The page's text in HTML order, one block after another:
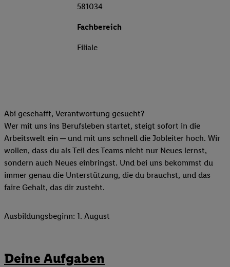
581034
Fachbereich
Filiale
Abi geschafft, Verantwortung gesucht?
Wer mit uns ins Berufsleben startet, steigt sofort in die
Arbeitswelt ein ─ und mit uns schnell die Jobleiter hoch. Wir
wollen, dass du als Teil des Teams nicht nur Neues lernst,
sondern auch Neues einbringst. Und bei uns bekommst du
immer genau die Unterstützung, die du brauchst, und das
faire Gehalt, das dir zusteht.
Ausbildungsbeginn: 1. August
Deine Aufgaben